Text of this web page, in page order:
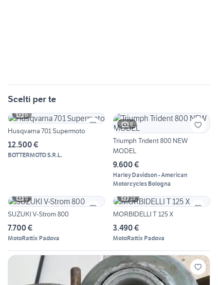
Scelti per te
6
Husqvarna 701 Supermoto
12.500 €
BOTTERMOTO S.R.L.
8
Triumph Trident 800 NEW
MODEL
9.600 €
Harley Davidson - American
Motorcycles Bologna
5
SUZUKI V-Strom 800
7.700 €
MotoRattix Padova
13
MORBIDELLI T 125 X
3.490 €
MotoRattix Padova